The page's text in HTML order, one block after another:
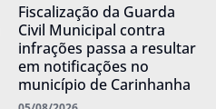
Fiscalização da Guarda
Civil Municipal contra
infrações passa a resultar
em notificações no
município de Carinhanha